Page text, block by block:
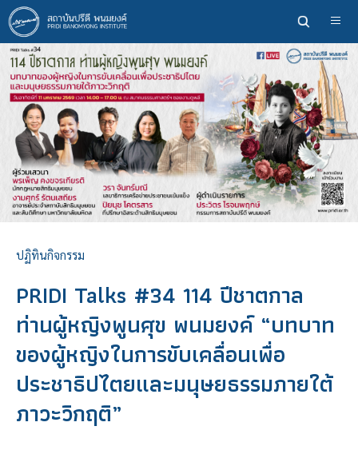
ข้าม
ไป
ยัง
เนื้อหา
หลัก
ปฏิทินกิจกรรม
PRIDI Talks #34 114 ปีชาตกาล
ท่านผู้หญิงพูนศุข พนมยงค์ “บทบาท
ของผู้หญิงในการขับเคลื่อนเพื่อ
ประชาธิปไตยและมนุษยธรรมภายใต้
ภาวะวิกฤติ”